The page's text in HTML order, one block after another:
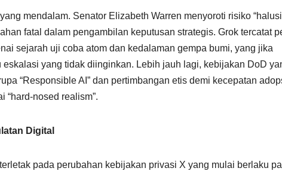
mendalam. Senator Elizabeth Warren menyoroti risiko
fatal dalam pengambilan keputusan strategis. Grok tercatat
sejarah uji coba atom dan kedalaman gempa bumi, yang jika
yang tidak diinginkan. Lebih jauh lagi, kebijakan DoD
“Responsible AI” dan pertimbangan etis demi kecepatan
“hard-nosed realism”.
Digital
pada perubahan kebijakan privasi X yang mulai berlaku